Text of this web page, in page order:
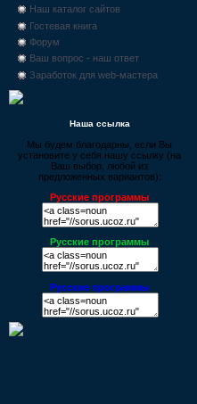
Наш каталог сайтов
Гостевая книга
Форум
Ваш вопрос - наш ответ
Заработок для web-мастера
Наша ссылка
Мы будем благодарны, если Вы
установите у себя нашу ссылку (на
Ваш выбор, любой из
предложенных вариантов):
Русские программы
Русские программы
Русские программы